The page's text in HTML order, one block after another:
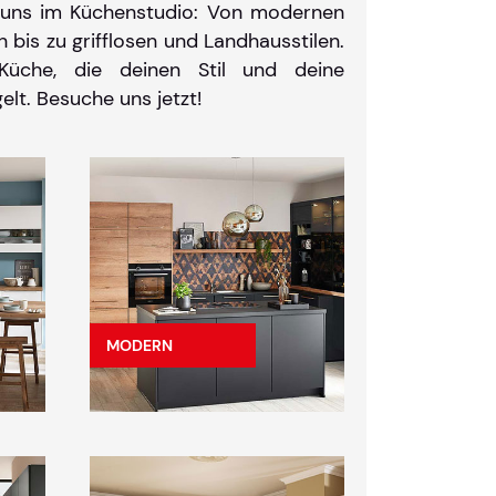
im Küchenstudio: Von modernen
bis zu grifflosen und Landhausstilen.
die deinen Stil und deine
Besuche uns jetzt!
MODERN